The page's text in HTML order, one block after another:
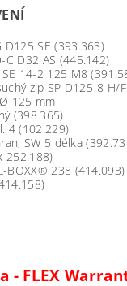
D125 SE (393.363)
C D32 AS (445.142)
14-2 125 M8 (
zip SP D125-8 H/
125 mm
(398.365)
4 (102.229)
SW 5 délka (
252.188)
BOXX® 238 (414.093)
- FLEX